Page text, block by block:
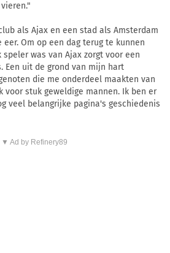
als Ajax en een stad als Amsterdam
Om op een dag terug te kunnen
was van Ajax zorgt voor een
Een uit de grond van mijn hart
die me onderdeel maakten van
voor stuk geweldige mannen. Ik ben er
veel belangrijke pagina's geschiedenis
▼ Ad by Refinery89